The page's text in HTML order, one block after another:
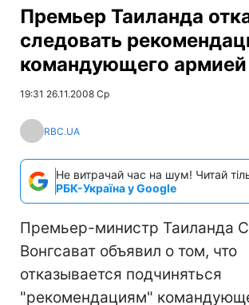
Премьер Таиланда
следовать
командующего армией
19:31 26.11.2008 Ср
RBC.UA
Не витрачай час на шум! Читай
РБК-Україна у Google
Премьер-министр Таиланда
Вонгсават объявил о том, что
отказывается подчиняться
"рекомендациям"